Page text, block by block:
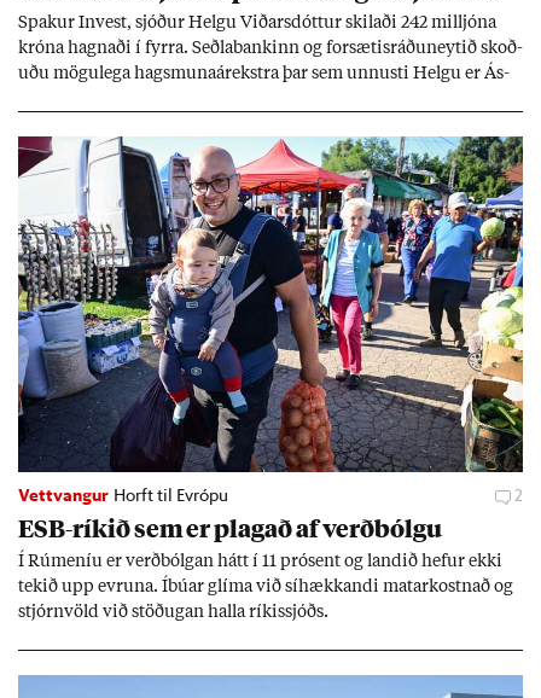
Spak­ur In­vest, sjóð­ur Helgu Við­ars­dótt­ur skil­aði 242 millj­óna
króna hagn­aði í fyrra. Seðla­bank­inn og for­sæt­is­ráðu­neyt­ið skoð­
uðu mögu­lega hags­muna­árekstra þar sem unnusti Helgu er Ás­
Vettvangur Horft til Evrópu 2
ESB-rík­ið sem er plag­að af verð­bólgu
Í Rúm­en­íu er verð­bólg­an hátt í 11 pró­sent og land­ið hef­ur ekki
tek­ið upp evr­una. Íbú­ar glíma við sí­hækk­andi mat­ar­kostn­að og
stjórn­völd við stöð­ug­an halla rík­is­sjóðs.